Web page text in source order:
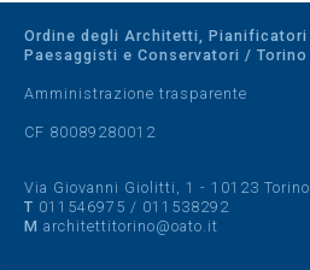
Ordine degli Architetti, Pianificatori
Paesaggisti e Conservatori / Torino
Amministrazione trasparente
CF 80089280012
Via Giovanni Giolitti, 1 - 10123 Torino
T 011546975 / 011538292
M architettitorino@oato.it